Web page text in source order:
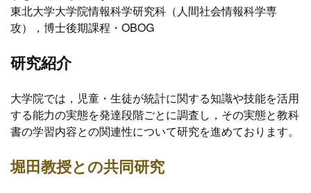
キ
ッ
東北大学大学院情報科学研究科（人間社会情報科学専
攻），博士後期課程・OBOG
研究紹介
大学院では，児童・生徒が統計に関する知識や技能を活用
する能力の実態を発達段階ごとに調査し，その実態と教科
書の学習内容との関連性について研究を進めております。
堀田教授との共同研究